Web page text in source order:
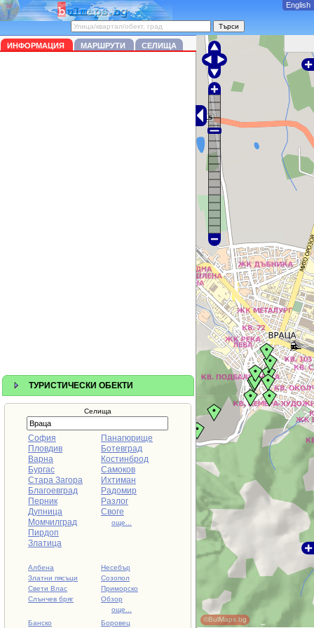
ИНФОРМАЦИЯ МАРШРУТИ СЕЛИЩА
ТУРИСТИЧЕСКИ ОБЕКТИ
Селища
София
Пловдив
Варна
Бургас
Стара Загора
Благоевград
Перник
Дупница
Момчилград
Пирдоп
Златица
Панагюрище
Ботевград
Костинброд
Самоков
Ихтиман
Радомир
Разлог
Своге
още...
Албена
Златни пясъци
Свети Влас
Слънчев бряг
Несебър
Созопол
Приморско
Обзор
още...
Банско
Боровец ©BulMaps.bg
English